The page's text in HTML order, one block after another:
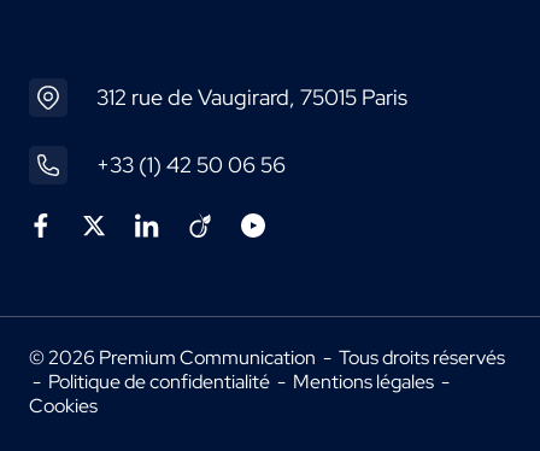
312 rue de Vaugirard, 75015 Paris
+33 (1) 42 50 06 56
© 2026 Premium Communication - Tous droits réservés
- Politique de confidentialité - Mentions légales -
Cookies